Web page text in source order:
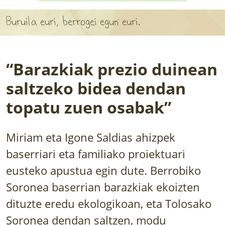
APARTEN MAPA
LURRERAKO BIDE LAGUN
HASI NAHI AL DUZU? 8 URRATS
BIZI BARATZEA LIBURUA
SENDABELARRAK
ETXEKO LANDAREAK
LANDAREPEDIA
ALBISTEAK
Buruila euri, berrogei egun euri.
“Barazkiak prezio duinean
saltzeko bidea dendan
topatu zuen osabak”
Miriam eta Igone Saldias ahizpek
baserriari eta familiako proiektuari
eusteko apustua egin dute. Berrobiko
Soronea baserrian barazkiak ekoizten
dituzte eredu ekologikoan, eta Tolosako
Soronea dendan saltzen, modu